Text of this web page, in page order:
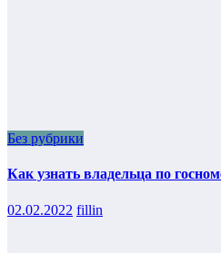
Без рубрики
Как узнать владельца по
02.02.2022 fillin